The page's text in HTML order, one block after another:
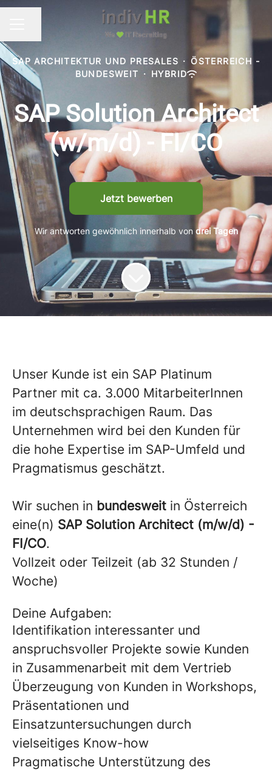
SAP ARCHITEKTUR UND PRESALES · ÖSTERREICH -
BUNDESWEIT · HYBRID
SAP Solution Architect
(w/m/d) - FI/CO
Jetzt bewerben
Wir antworten gewöhnlich innerhalb von drei Tagen
Unser Kunde ist ein SAP Platinum
Partner mit ca. 3.000 MitarbeiterInnen
im deutschsprachigen Raum. Das
Unternehmen wird bei den Kunden für
die hohe Expertise im SAP-Umfeld und
Pragmatismus geschätzt.
Wir suchen in bundesweit in Österreich
eine(n) SAP Solution Architect (m/w/d) -
FI/CO.
Vollzeit oder Teilzeit (ab 32 Stunden /
Woche)
Deine Aufgaben:
Identifikation interessanter und
anspruchsvoller Projekte sowie Kunden
in Zusammenarbeit mit dem Vertrieb
Überzeugung von Kunden in Workshops,
Präsentationen und
Einsatzuntersuchungen durch
vielseitiges Know-how
Pragmatische Unterstützung des